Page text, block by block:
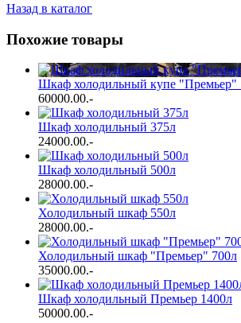
Назад в каталог
Похожие товары
Шкаф холодильный купе "Премьер"
60000.00.-
Шкаф холодильный 375л
24000.00.-
Шкаф холодильный 500л
28000.00.-
Холодильный шкаф 550л
28000.00.-
Холодильный шкаф "Премьер" 700л
35000.00.-
Шкаф холодильный Премьер 1400л
50000.00.-